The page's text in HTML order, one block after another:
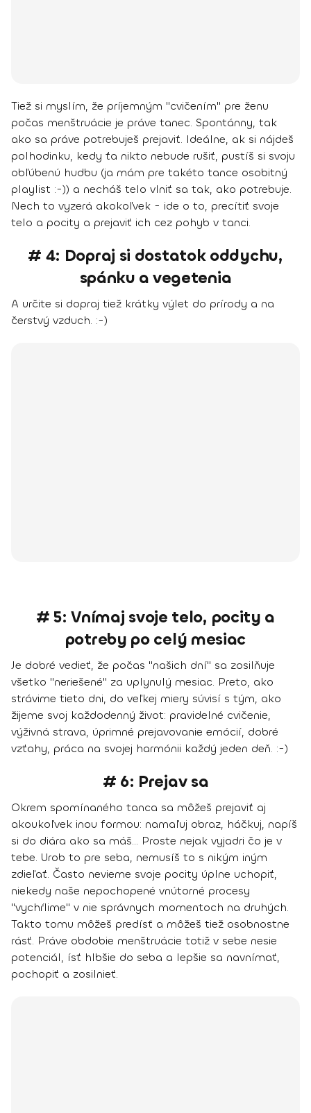
Tiež si myslím, že príjemným "cvičením" pre ženu
počas menštruácie je práve tanec. Spontánny, tak
ako sa práve potrebuješ prejaviť. Ideálne, ak si nájdeš
polhodinku, kedy ťa nikto nebude rušiť, pustíš si svoju
obľúbenú hudbu (ja mám pre takéto tance osobitný
playlist :-)) a necháš telo vlniť sa tak, ako potrebuje.
Nech to vyzerá akokoľvek - ide o to, precítiť svoje
telo a pocity a prejaviť ich cez pohyb v tanci.
# 4: Dopraj si dostatok oddychu,
spánku a vegetenia
A určite si dopraj tiež krátky výlet do prírody a na
čerstvý vzduch. :-)
# 5: Vnímaj svoje telo, pocity a
potreby po celý mesiac
Je dobré vedieť, že počas "našich dní" sa zosilňuje
všetko "neriešené" za uplynulý mesiac. Preto, ako
strávime tieto dni, do veľkej miery súvisí s tým, ako
žijeme svoj každodenný život: pravidelné cvičenie,
výživná strava, úprimné prejavovanie emócií, dobré
vzťahy, práca na svojej harmónii každý jeden deň. :-)
# 6: Prejav sa
Okrem spomínaného tanca sa môžeš prejaviť aj
akoukoľvek inou formou: namaľuj obraz, háčkuj, napíš
si do diára ako sa máš... Proste nejak vyjadri čo je v
tebe. Urob to pre seba, nemusíš to s nikým iným
zdieľať. Často nevieme svoje pocity úplne uchopiť,
niekedy naše nepochopené vnútorné procesy
"vychŕlime" v nie správnych momentoch na druhých.
Takto tomu môžeš predísť a môžeš tiež osobnostne
rásť. Práve obdobie menštruácie totiž v sebe nesie
potenciál, ísť hlbšie do seba a lepšie sa navnímať,
pochopiť a zosilnieť.